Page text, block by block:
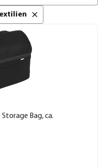
Bag, ca.